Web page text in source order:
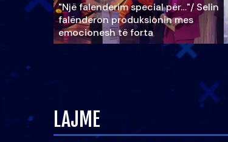
"Një falenderim special për…"/ Selin
falënderon produksionin mes
emocionesh të forta
LAJME